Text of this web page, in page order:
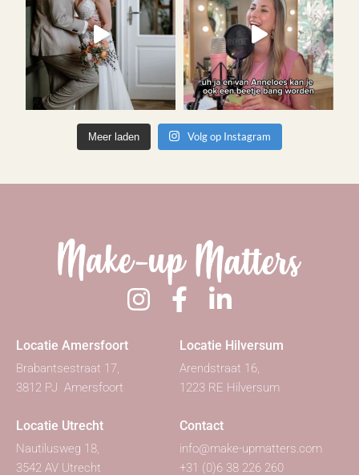
Meer laden Volg op Instagram
Locatie Amersfoort
Brabantsestraat 17,
3812 PJ Amersfoort
Locatie Hilversum
Arendstraat 16,
1223 RE Hilversum
Locatie Utrecht
Nautilusweg 18,
3542 AV Utrecht
Contact
info@make-upmatters.com
+31 (0)6 38 226 260